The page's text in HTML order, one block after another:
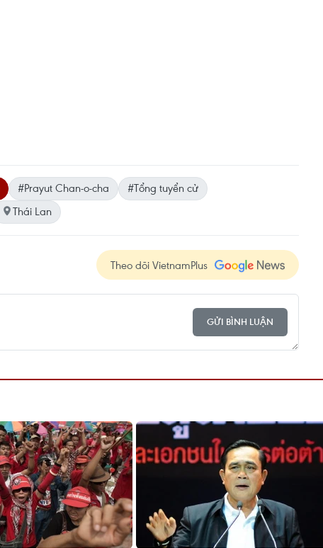
#Prayut Chan-o-cha
#Tổng tuyển cử
Thái Lan
Theo dõi VietnamPlus
GỬI BÌNH LUẬN